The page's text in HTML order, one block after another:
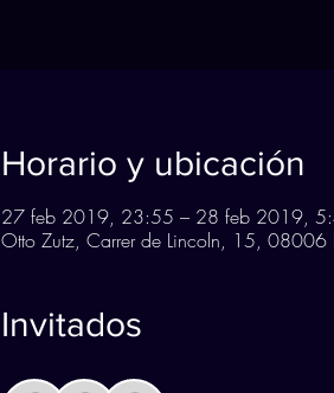
Horario y ubicación
27 feb 2019, 23:55 – 28 feb 2019,
Otto Zutz, Carrer de Lincoln, 15, 08006
Invitados